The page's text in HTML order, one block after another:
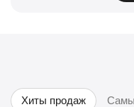
Хиты продаж